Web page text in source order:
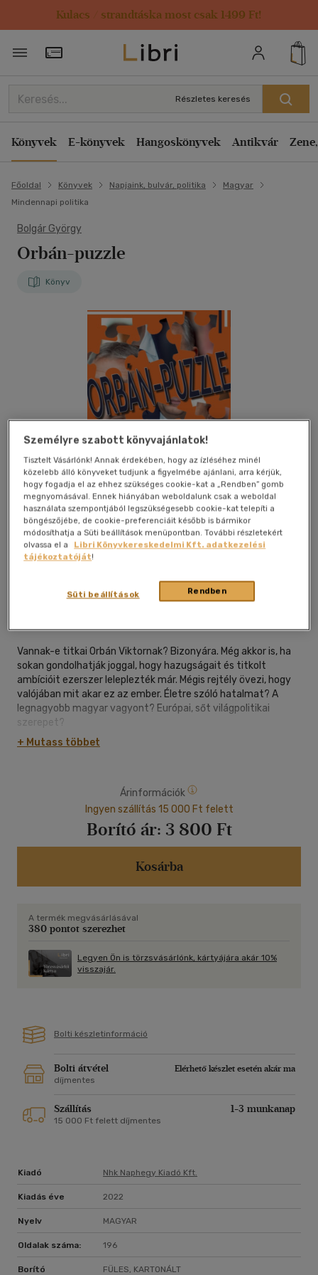
Kulacs / strandtáska most csak 1499 Ft!
Törzsvásárlói Kártya adatai
Részletes keresés
Könyvek E-könyvek Hangoskönyvek Antikvár
Főoldal Könyvek Napjaink, bulvár, politika
Magyar
Mindennapi politika
Bolgár György
Orbán-puzzle
Könyv
Kívánságlistához adom
2022|magyar nyelvű|füles,
Vannak-e titkai Orbán Viktornak? Bizonyára. Még akkor is, ha
sokan gondolhatják joggal, hogy hazugságait és titkolt
ambícióit ezerszer leleplezték már. Mégis rejtély övezi, hogy
valójában mit akar ez az ember. Életre szóló hatalmat? A
legnagyobb magyar vagyont? Európai, sőt világpolitikai
szerepet?
Róla elnevezett korszakot? Hosszú fejezetet a magyar és az
néhányszor mégis elárulja magát, méghozzá tudatosan. Csak
össze kell szedegetni és rakosgatni a puzzle darabkáit, hogy
lássuk: ki ő és mit akar velünk. Ebben a könyvben a puzzle
Bolgár György író, újságíró, rádiós, aki már majdnem 30 éve
amelyet aztán továbbiak, illetve novellák, regények, sőt
drámák is követtek. Írt riportkönyvet a világ talán
legfontosabb napilapjáról, a The New York Timesról, körképet
a világhírű magyarokról (angolul is), és Orbán Viktorról (Orbán-
mesék címmel). Legutóbbi regénye, a
+ Mutass többet
Árinformációk
Ingyen szállítás 15 000 Ft felett
Borító ár: 3 800 Ft
Kosárba
A termék megvásárlásával
380 pontot szerezhet
Legyen Ön is törzsvásárlónk, kártyájára akár 10%
visszajár.
Bolti készletinformáció
Bolti átvétel
Elérhető készlet esetén akár ma
díjmentes
Szállítás 1-3 munkanap
15 000 Ft felett díjmentes
Kiadó Nhk Naphegy Kiadó Kft.
Kiadás éve 2022
Nyelv MAGYAR
Oldalak száma: 196
Borító FÜLES, KARTONÁLT
Személyre szabott könyvajánlatok!
Tisztelt Vásárlónk! Annak érdekében, hogy az ízléséhez minél
közelebb álló könyveket tudjunk a figyelmébe ajánlani, arra kérjük,
hogy fogadja el az ehhez szükséges cookie-kat a „Rendben” gomb
megnyomásával. Ennek hiányában weboldalunk csak a weboldal
használata szempontjából legszükségesebb cookie-kat telepíti a
böngészőjébe, de cookie-preferenciáit később is bármikor
módosíthatja a Süti beállítások menüpontban. További részletekért
olvassa el a
Libri Könyvkereskedelmi Kft. adatkezelési
tájékoztatóját!
Rendben
Süti beállítások